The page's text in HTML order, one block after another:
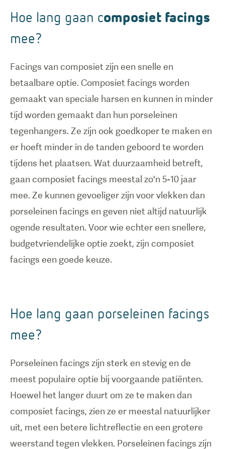
Hoe lang gaan composiet facings
mee?
Facings van composiet zijn een snelle en
betaalbare optie. Composiet facings worden
gemaakt van speciale harsen en kunnen in minder
tijd worden gemaakt dan hun porseleinen
tegenhangers. Ze zijn ook goedkoper te maken en
er hoeft minder in de tanden geboord te worden
tijdens het plaatsen. Wat duurzaamheid betreft,
gaan composiet facings meestal zo'n 5-10 jaar
mee. Ze kunnen gevoeliger zijn voor vlekken dan
porseleinen facings en geven niet altijd natuurlijk
ogende resultaten. Voor wie echter een snellere,
budgetvriendelijke optie zoekt, zijn composiet
facings een goede keuze.
Hoe lang gaan porseleinen facings
mee?
Porseleinen facings zijn sterk en stevig en de
meest populaire optie bij voorgaande patiënten.
Hoewel het langer duurt om ze te maken dan
composiet facings, zien ze er meestal natuurlijker
uit, met een betere lichtreflectie en een grotere
weerstand tegen vlekken. Porseleinen facings zijn